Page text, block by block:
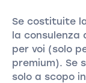
Se costituite
la consulenza
per voi (solo
premium). Se
solo a scopo